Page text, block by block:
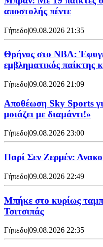
αποστολής πέντε
Γήπεδο|09.08.2026 21:35
Θρήνος στο NBA:
εμβληματικός παίκτης
Γήπεδο|09.08.2026 21:09
Αποθέωση Sky Sports
μοιάζει με διαμάντι!»
Γήπεδο|09.08.2026 23:00
Παρί Σεν Ζερμέν:
Γήπεδο|09.08.2026 22:49
Mπήκε στο κυρίως
Τσιτσιπάς
Γήπεδο|09.08.2026 22:35